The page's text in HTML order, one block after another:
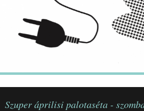
PALOTASÉTÁK ÉS
KÖZÉRDEKŰ
Szuper áprilisi palotaséta -